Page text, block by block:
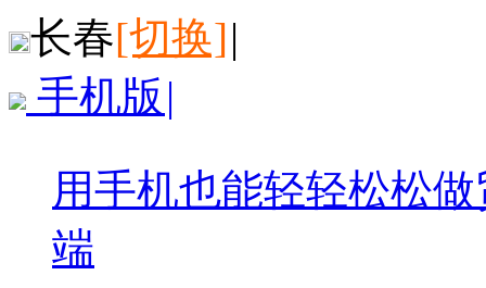
长春[切换]|
手机版 |
用手机也能轻轻松松
端